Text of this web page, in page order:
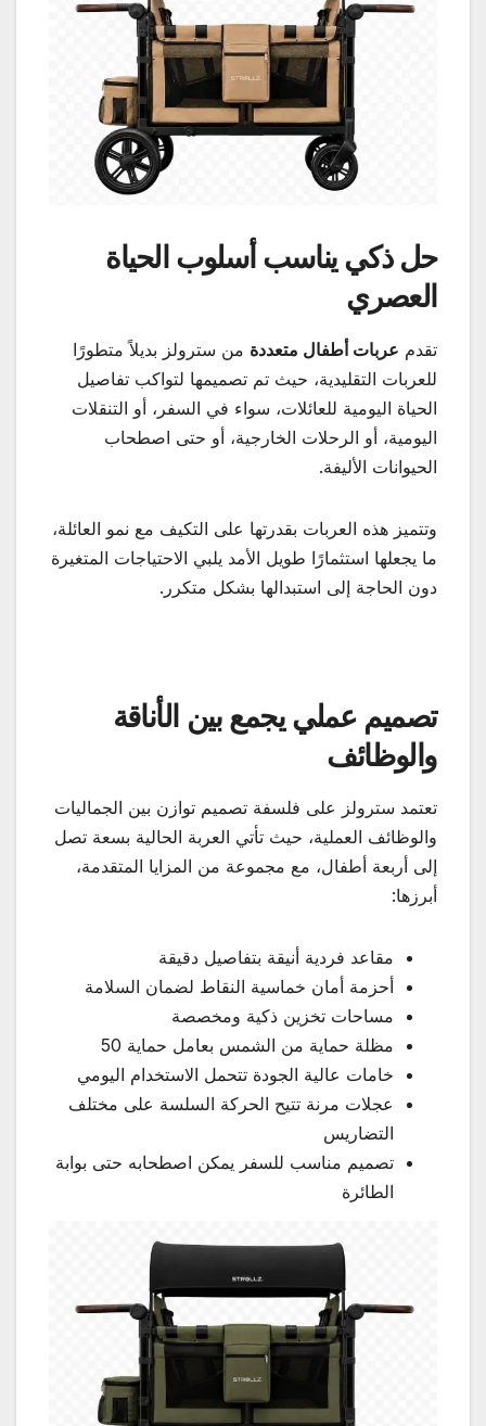
حل ذكي يناسب أسلوب الحياة
العصري
تقدم عربات أطفال متعددة من سترولز بديلاً متطورًا
للعربات التقليدية، حيث تم تصميمها لتواكب تفاصيل
الحياة اليومية للعائلات، سواء في السفر، أو التنقلات
اليومية، أو الرحلات الخارجية، أو حتى اصطحاب
الحيوانات الأليفة.
وتتميز هذه العربات بقدرتها على التكيف مع نمو العائلة،
ما يجعلها استثمارًا طويل الأمد يلبي الاحتياجات المتغيرة
دون الحاجة إلى استبدالها بشكل متكرر.
تصميم عملي يجمع بين الأناقة
والوظائف
تعتمد سترولز على فلسفة تصميم توازن بين الجماليات
والوظائف العملية، حيث تأتي العربة الحالية بسعة تصل
إلى أربعة أطفال، مع مجموعة من المزايا المتقدمة،
أبرزها:
مقاعد فردية أنيقة بتفاصيل دقيقة
أحزمة أمان خماسية النقاط لضمان السلامة
مساحات تخزين ذكية ومخصصة
مظلة حماية من الشمس بعامل حماية 50
خامات عالية الجودة تتحمل الاستخدام اليومي
عجلات مرنة تتيح الحركة السلسة على مختلف
التضاريس
تصميم مناسب للسفر يمكن اصطحابه حتى بوابة
الطائرة